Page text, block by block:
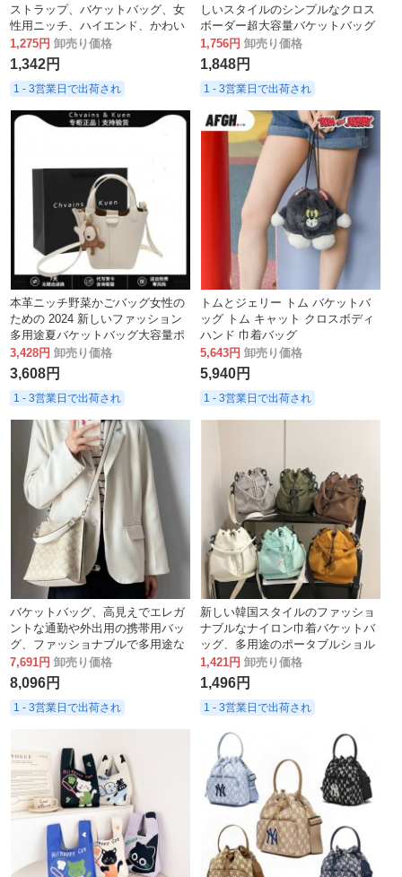
ストラップ、バケットバッグ、女
性用ニッチ、ハイエンド、かわい
い漫画の子供用ギフトハンドバッ
グ
1,275円 卸売り価格
1,342円
1 - 3営業日で出荷され
しいスタイルのシンプルなクロス
ボーダー超大容量バケットバッグ
トレンディなファッションポータ
ブルショルダークロスボディバッ
グ
1,756円 卸売り価格
1,848円
1 - 3営業日で出荷され
本革ニッチ野菜かごバッグ女性の
ための 2024 新しいファッション
多用途夏バケットバッグ大容量ポ
ータブルクロスボディバッグ
3,428円 卸売り価格
3,608円
1 - 3営業日で出荷され
トムとジェリー トム バケットバ
ッグ トム キャット クロスボディ
ハンド 巾着バッグ
5,643円 卸売り価格
5,940円
1 - 3営業日で出荷され
バケットバッグ、高見えでエレガ
ントな通勤や外出用の携帯用バッ
グ、ファッショナブルで多用途な
高級レディースバッグ
7,691円 卸売り価格
8,096円
1 - 3営業日で出荷され
新しい韓国スタイルのファッショ
ナブルなナイロン巾着バケットバ
ッグ、多用途のポータブルショル
ダークロスボディバッグ、デイリ
ーカジュアル通勤バッグ
1,421円 卸売り価格
1,496円
1 - 3営業日で出荷され